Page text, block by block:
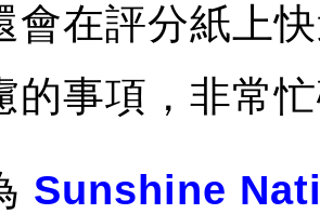
會在評分紙上
的事項，非常
Sunshine